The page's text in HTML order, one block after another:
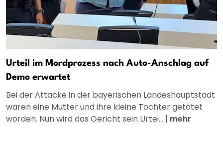
Urteil im Mordprozess nach Auto-Anschlag auf
Demo erwartet
Bei der Attacke in der bayerischen Landeshauptstadt
waren eine Mutter und ihre kleine Tochter getötet
worden. Nun wird das Gericht sein Urtei... | mehr